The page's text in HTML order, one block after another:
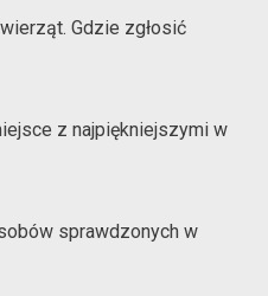
Gdzie zgłosić
z najpiękniejszymi w
sprawdzonych w